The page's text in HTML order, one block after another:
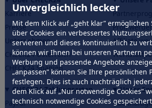
Unvergleichlich lecker
Mit dem Klick auf „geht klar” ermöglichen
über Cookies ein verbessertes
servieren und dieses kontinuierlich zu
können wir Ihnen bei unseren Partnern
Werbung und passende Angebote
„anpassen” können Sie Ihre persönlichen
festlegen. Dies ist auch nachträglich
dem Klick auf „Nur notwendige Cookies”
technisch notwendige Cookies
Karriere
Presse
Unternehmen
CHECK24 Österreich
CHECK24 Spanien
Profi
Affiliate
CHECK24 Zahlungsarten
PayPal
Unser